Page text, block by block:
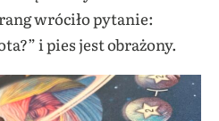
wróciło pytanie:
i pies jest obrażony.